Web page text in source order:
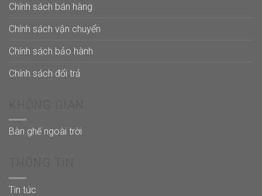
Chính sách bán hàng
Chính sách vận chuyển
Chính sách bảo hành
Chính sách đổi trả
Bàn ghế ngoài trời
Tin tức